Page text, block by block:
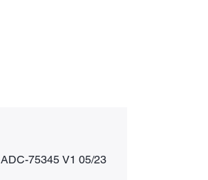
ADC-75345 V1 05/23